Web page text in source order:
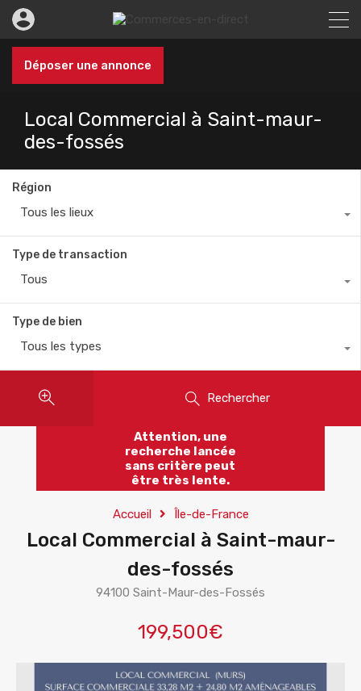
Déposer une annonce
Local Commercial à Saint-maur-
des-fossés
Région
Tous les lieux
Type de transaction
Tous
Type de bien
Tous les types
Rechercher
Attention, une
recherche lancée
sans critère peut
être très lente.
Accueil Île-de-France
Local Commercial à Saint-maur-
des-fossés
94100 Saint-Maur-des-Fossés
199,500€